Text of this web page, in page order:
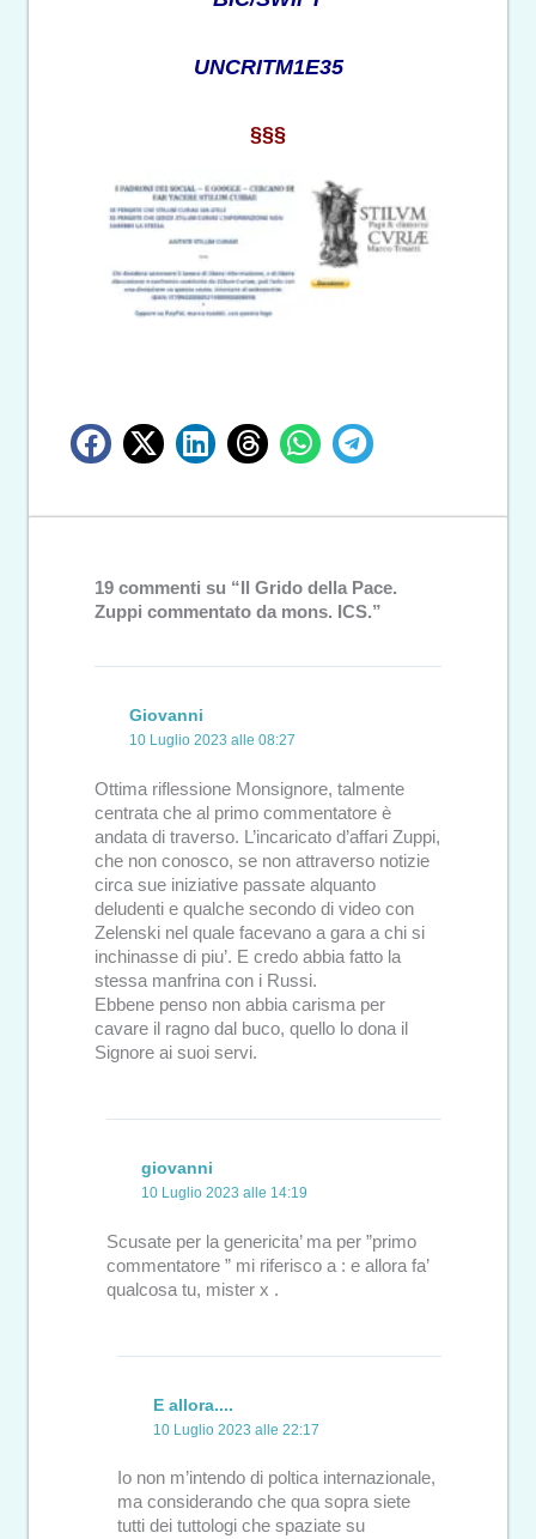
UNCRITM1E35
§§§
19 commenti su “Il Grido della Pace.
Zuppi commentato da mons. ICS.”
Giovanni
10 Luglio 2023 alle 08:27
Ottima riflessione Monsignore, talmente
centrata che al primo commentatore è
andata di traverso. L’incaricato d’affari Zuppi,
che non conosco, se non attraverso notizie
circa sue iniziative passate alquanto
deludenti e qualche secondo di video con
Zelenski nel quale facevano a gara a chi si
inchinasse di piu’. E credo abbia fatto la
stessa manfrina con i Russi.
Ebbene penso non abbia carisma per
cavare il ragno dal buco, quello lo dona il
Signore ai suoi servi.
giovanni
10 Luglio 2023 alle 14:19
Scusate per la genericita’ ma per ”primo
commentatore ” mi riferisco a : e allora fa’
qualcosa tu, mister x .
E allora....
10 Luglio 2023 alle 22:17
Io non m’intendo di poltica internazionale,
ma considerando che qua sopra siete
tutti dei tuttologi che spaziate su